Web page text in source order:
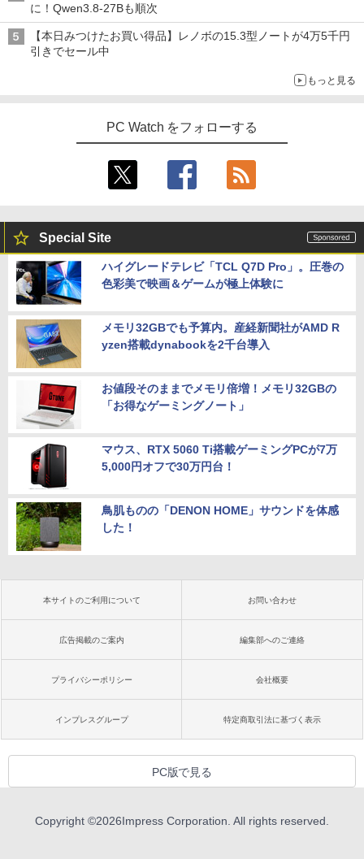
に！Qwen3.8-27Bも順次
【本日みつけたお買い得品】レノボの15.3型ノートが4万5千円
引きでセール中
もっと見る
PC Watch をフォローする
Special Site
ハイグレードテレビ「TCL Q7D Pro」。圧巻の
色彩美で映画＆ゲームが極上体験に
メモリ32GBでも予算内。産経新聞社がAMD R
yzen搭載dynabookを2千台導入
お値段そのままでメモリ倍増！メモリ32GBの
「お得なゲーミングノート」
マウス、RTX 5060 Ti搭載ゲーミングPCが7万
5,000円オフで30万円台！
鳥肌ものの「DENON HOME」サウンドを体感
した！
本サイトのご利用について お問い合わせ
広告掲載のご案内 編集部へのご連絡
プライバシーポリシー 会社概要
インプレスグループ 特定商取引法に基づく表示
PC版で見る
Copyright ©2026Impress Corporation. All rights reserved.